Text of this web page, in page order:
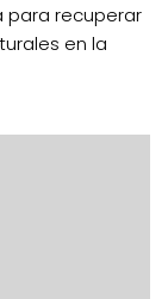
para recuperar
en la